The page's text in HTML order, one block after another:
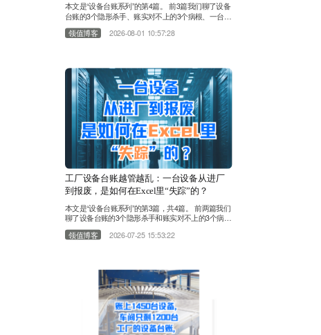
本文是“设备台账系列”的第4篇。 前3篇我们聊了设备
台账的3个隐形杀手、账实对不上的3个病根、一台设
备在Excel里的“失踪”全过程。今天，我们来回答那个
终极问题：Excel管设备，到底管到什么时候是个
着Excel一遍遍核对，维修工被追着补记录，财务部
打电话催设备部更新台账。表格越来越厚，Sheet越
来越……
领值博客 2026-08-01 10:57:28
工厂设备台账越管越乱：一台设备从进厂
到报废，是如何在Excel里“失踪”的？
本文是“设备台账系列”的第3篇，共4篇。 前两篇我们
聊了设备台账的3个隐形杀手和账实对不上的3个病
根，这一篇我们跟着一台设备走完全程。上期我们聊
到，不少工厂账上1450台设备，现场只剩1200台。
程，看看它是怎样在Excel表格里一步步消失的。
第一站：设备进厂——数据源从一开始就是分裂
领值博客 2026-07-25 15:53:22